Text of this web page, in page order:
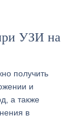
УЗИ на
получить
и
а также
в